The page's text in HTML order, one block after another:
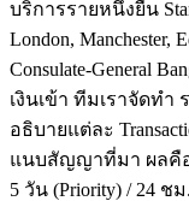
บริการรายหนึ่งยื่น
London, Manchester,
Consulate-General
เงินเข้า ทีมเราจัดทำ
อธิบายแต่ละ
แนบสัญญาที่มา ผลคือ
5 วัน (Priority) / 24 ช